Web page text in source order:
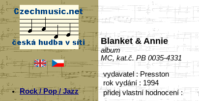
Rock / Pop / Jazz
Blanket & Annie
album
MC, kat.č. PB 0035-4331
vydavatel : Presston
rok vydání : 1994
přidej vlastní hodnocení :